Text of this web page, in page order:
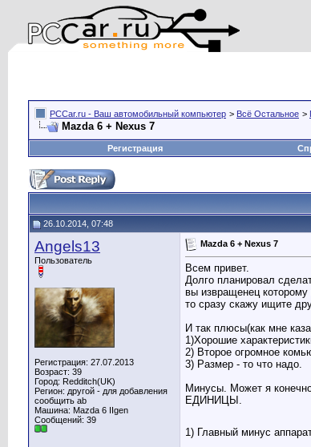
PCCar.ru - Ваш автомобильный компьютер > Всё Остальное >
Mazda 6 + Nexus 7
Регистрация
26.10.2014, 07:48
Angels13
Пользователь
Регистрация: 27.07.2013
Возраст: 39
Город: Redditch(UK)
Регион: другой - для добавления
сообщить ab
Машина: Mazda 6 IIgen
Сообщений: 39
Mazda 6 + Nexus 7
Всем привет.
Долго планировал
вы извращенец
то сразу скажу ищите
И так плюсы(как мне
1)Хорошие
2) Второе огромное
3) Размер - то что надо.
Минусы. Может я
ЕДИНИЦЫ.
1) Главный минус